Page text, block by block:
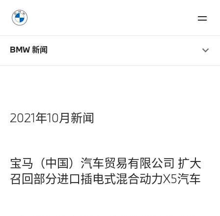
BMW 新闻
2021年10月新闻
宝马（中国）汽车贸易有限公司 扩大
召回部分进口插电式混合动力X5汽车